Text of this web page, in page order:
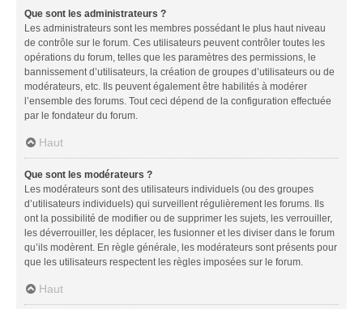
Que sont les administrateurs ?
Les administrateurs sont les membres possédant le plus haut niveau
de contrôle sur le forum. Ces utilisateurs peuvent contrôler toutes les
opérations du forum, telles que les paramètres des permissions, le
bannissement d’utilisateurs, la création de groupes d’utilisateurs ou de
modérateurs, etc. Ils peuvent également être habilités à modérer
l’ensemble des forums. Tout ceci dépend de la configuration effectuée
par le fondateur du forum.
Haut
Que sont les modérateurs ?
Les modérateurs sont des utilisateurs individuels (ou des groupes
d’utilisateurs individuels) qui surveillent régulièrement les forums. Ils
ont la possibilité de modifier ou de supprimer les sujets, les verrouiller,
les déverrouiller, les déplacer, les fusionner et les diviser dans le forum
qu’ils modèrent. En règle générale, les modérateurs sont présents pour
que les utilisateurs respectent les règles imposées sur le forum.
Haut